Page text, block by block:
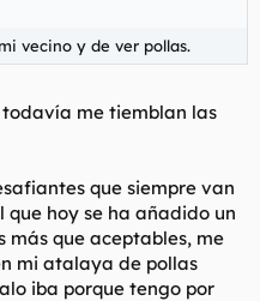
vecino y de ver pollas.
me tiemblan las
que siempre van
hoy se ha añadido un
más que aceptables, me
mi atalaya de pollas
iba porque tengo por